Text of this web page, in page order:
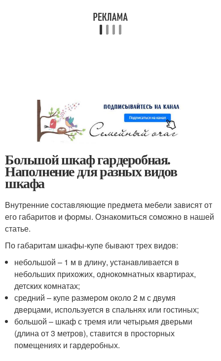
Большой шкаф гардеробная.
Наполнение для разных видов
шкафа
Внутренние составляющие предмета мебели зависят от
его габаритов и формы. Ознакомиться соможно в нашей
статье.
По габаритам шкафы-купе бывают трех видов:
небольшой – 1 м в длину, устанавливается в
небольших прихожих, однокомнатных квартирах,
детских комнатах;
средний – купе размером около 2 м с двумя
дверцами, используется в спальнях или гостиных;
большой – шкаф с тремя или четырьмя дверьми
(длина от 3 метров), ставится в просторных
помещениях и гардеробных.